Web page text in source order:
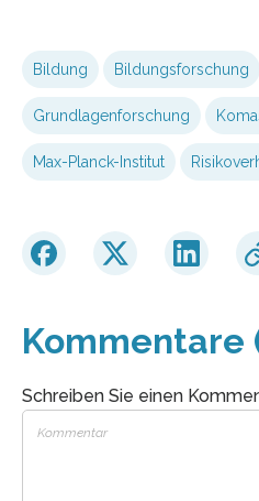
Bildung Bildungsforschung
Grundlagenforschung
Max-Planck-Institut
Kommentare
Schreiben Sie einen